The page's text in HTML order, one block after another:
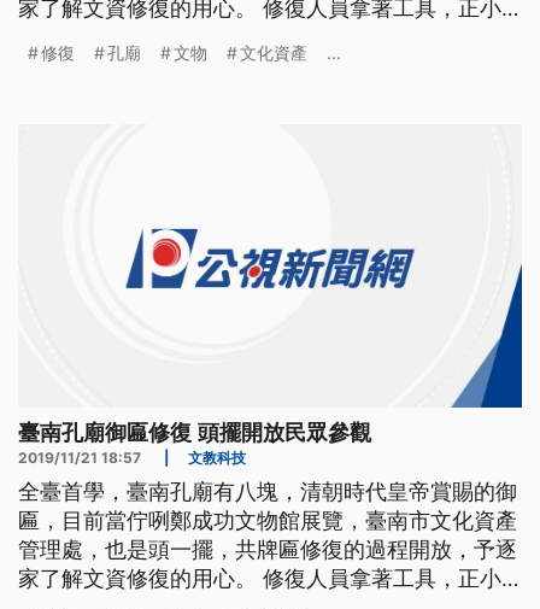
家了解文資修復的用心。 修復人員拿著工具，正小
因為這些匾額歷史都超過300年，跟以往不一樣，文
修復 孔廟 文物 文化資產 ...
臺南孔廟御匾修復 頭擺開放民眾參觀
2019/11/21 18:57 文教科技
全臺首學，臺南孔廟有八塊，清朝時代皇帝賞賜的御
匾，目前當佇咧鄭成功文物館展覽，臺南市文化資產
管理處，也是頭一擺，共牌匾修復的過程開放，予逐
家了解文資修復的用心。 修復人員拿著工具，正小